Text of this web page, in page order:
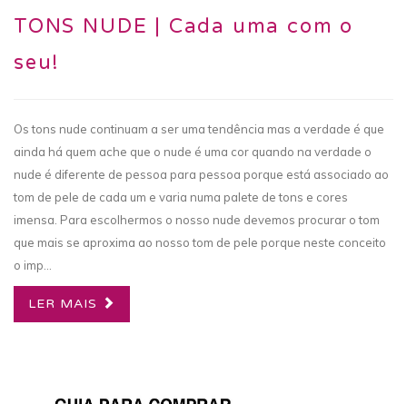
TONS NUDE | Cada uma com o
seu!
Os tons nude continuam a ser uma tendência mas a verdade é que
ainda há quem ache que o nude é uma cor quando na verdade o
nude é diferente de pessoa para pessoa porque está associado ao
tom de pele de cada um e varia numa palete de tons e cores
imensa. Para escolhermos o nosso nude devemos procurar o tom
que mais se aproxima ao nosso tom de pele porque neste conceito
o imp...
LER MAIS